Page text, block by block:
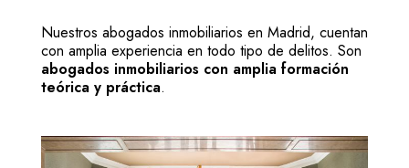
Nuestros abogados inmobiliarios en Madrid, cuentan
con amplia experiencia en todo tipo de delitos. Son
abogados inmobiliarios con amplia formación
teórica y práctica.